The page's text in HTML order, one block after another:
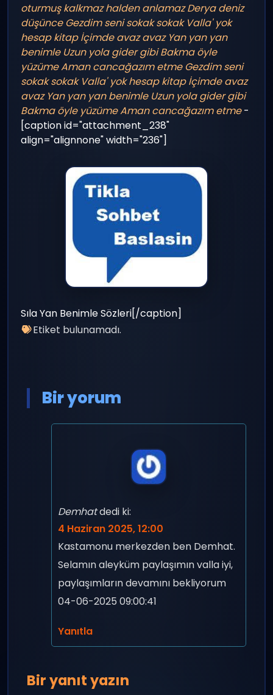
oturmuş kalkmaz halden anlamaz Derya deniz
düşünce Gezdim seni sokak sokak Valla' yok
hesap kitap İçimde avaz avaz Yan yan yan
benimle Uzun yola gider gibi Bakma öyle
yüzümeAman cancağazım etme Gezdim seni
sokak sokak Valla' yok hesap kitap İçimde avaz
avaz Yan yan yan benimle Uzun yola gider gibi
Bakma öyle yüzümeAman cancağazım etme-
[caption id="attachment_238"
align="alignnone" width="236"]
Sıla Yan Benimle Sözleri[/caption]
Etiket bulunamadı.
Bir yorum
Demhatdedi ki:
4 Haziran 2025, 12:00
Kastamonu merkezden ben Demhat.
Selamın aleyküm paylaşımın valla iyi,
paylaşımların devamını bekliyorum
04-06-2025 09:00:41
Yanıtla
Bir yanıt yazın